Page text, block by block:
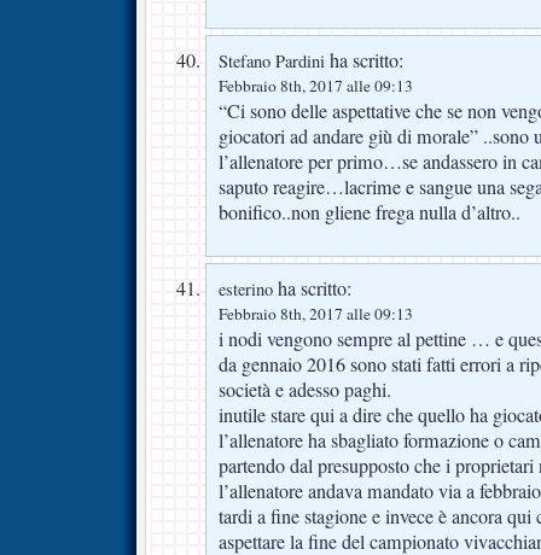
Stefano Pardini ha scritto:
Febbraio 8th, 2017 alle 09:13
“Ci sono delle aspettative che se non
giocatori ad andare giù di morale” ..sono
l’allenatore per primo…se andassero in
saputo reagire…lacrime e sangue una
bonifico..non gliene frega nulla d’altro..
esterino ha scritto:
Febbraio 8th, 2017 alle 09:13
i nodi vengono sempre al pettine … e
da gennaio 2016 sono stati fatti errori a
società e adesso paghi.
inutile stare qui a dire che quello ha
l’allenatore ha sbagliato formazione o
partendo dal presupposto che i
l’allenatore andava mandato via a
tardi a fine stagione e invece è ancora
aspettare la fine del campionato